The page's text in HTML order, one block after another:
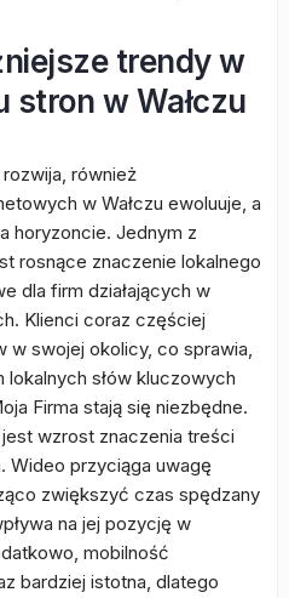
trendy w
stron w Wałczu
również
w Wałczu ewoluuje, a
horyzoncie. Jednym z
rosnące znaczenie lokalnego
dla firm działających w
Klienci coraz częściej
w swojej okolicy, co sprawia,
słów kluczowych
Firma stają się niezbędne.
wzrost znaczenia treści
Wideo przyciąga uwagę
zwiększyć czas spędzany
na jej pozycję w
mobilność
bardziej istotna, dlatego